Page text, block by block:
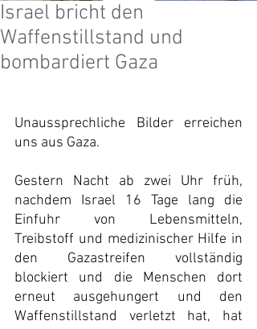
Israel bricht den
Waffenstillstand und
bombardiert Gaza
Unaussprechliche Bilder erreichen
uns aus Gaza.
Gestern Nacht ab zwei Uhr früh,
nachdem Israel 16 Tage lang die
Einfuhr von Lebensmitteln,
Treibstoff und medizinischer Hilfe in
den Gazastreifen vollständig
blockiert und die Menschen dort
erneut ausgehungert und den
Waffenstillstand verletzt hat, hat